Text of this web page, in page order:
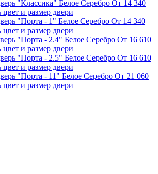
"Классика" Белое Серебро От 14 340
и размер двери
"Порта - 1" Белое Серебро От 14 340
и размер двери
"Порта - 2.4" Белое Серебро От 16 610
и размер двери
"Порта - 2.5" Белое Серебро От 16 610
и размер двери
"Порта - 11" Белое Серебро От 21 060
и размер двери